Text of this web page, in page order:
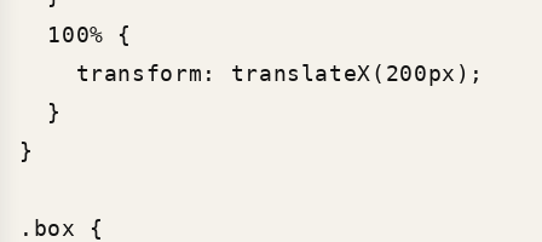
  100% {
    transform: translateX(200px);
  }
}
.box {